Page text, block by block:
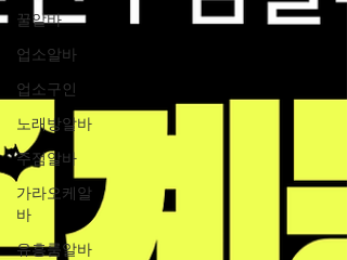
꿀알바
업소알바
업소구인
노래방알바
주점알바
가라오케알
바
유흥룸알바